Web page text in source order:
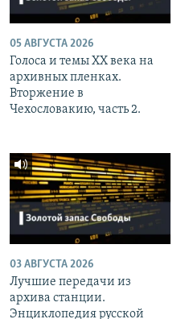
05 АВГУСТА 2026
Голоса и темы XX века на
архивных пленках.
Вторжение в
Чехословакию, часть 2.
03 АВГУСТА 2026
Лучшие передачи из
архива станции.
Энциклопедия русской